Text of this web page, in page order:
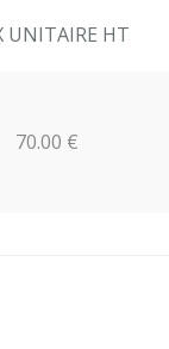
UNITAIRE HT
70.00 €